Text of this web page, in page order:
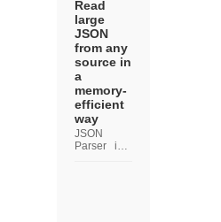
Update,
Delete)
adalah
salah satu
yang paling
umu...
Read
large
JSON
from any
source in
a
memory-
efficient
way
JSON
Parser is a